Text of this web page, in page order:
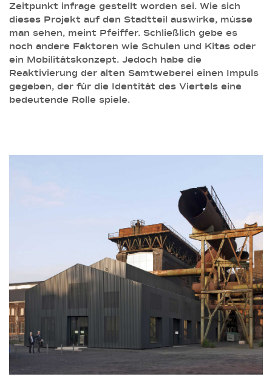
Zeitpunkt infrage gestellt worden sei. Wie sich
dieses Projekt auf den Stadtteil auswirke, müsse
man sehen, meint Pfeiffer. Schließlich gebe es
noch andere Faktoren wie Schulen und Kitas oder
ein Mobilitätskonzept. Jedoch habe die
Reaktivierung der alten Samtweberei einen Impuls
gegeben, der für die Identität des Viertels eine
bedeutende Rolle spiele.